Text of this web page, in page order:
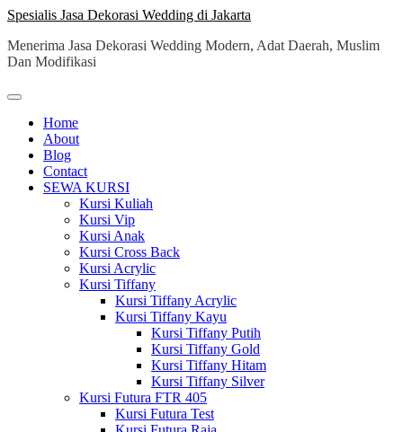
Skip
content
Spesialis Jasa Dekorasi Wedding di Jakarta
Menerima Jasa Dekorasi Wedding Modern, Adat Daerah, Muslim
Dan Modifikasi
Home
About
Blog
Contact
SEWA KURSI
Kursi Kuliah
Kursi Vip
Kursi Anak
Kursi Cross Back
Kursi Acrylic
Kursi Tiffany
Kursi Tiffany Acrylic
Kursi Tiffany Kayu
Kursi Tiffany Putih
Kursi Tiffany Gold
Kursi Tiffany Hitam
Kursi Tiffany Silver
Kursi Futura FTR 405
Kursi Futura Test